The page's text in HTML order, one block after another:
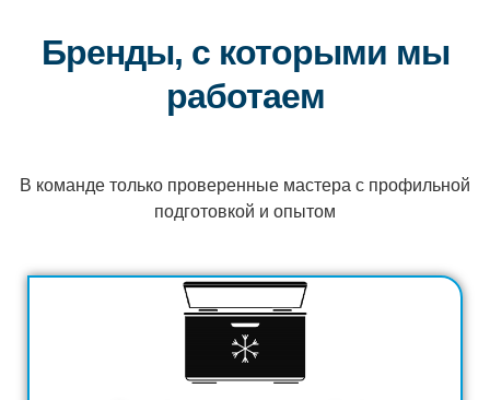
Бренды, с которыми мы
работаем
В команде только проверенные мастера с профильной
подготовкой и опытом